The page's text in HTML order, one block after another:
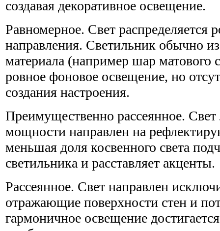
создавая декоративное освещение.
Равномерное. Свет распределяется
направления. Светильник обычно
материала (например шар матового
ровное фоновое освещение, но
создания настроения.
Преимущественно рассеянное.
мощности направлен на
меньшая доля косвенного света
светильника и расставляет акценты.
Рассеянное. Свет направлен
отражающие поверхности стен и
гармоничное освещение